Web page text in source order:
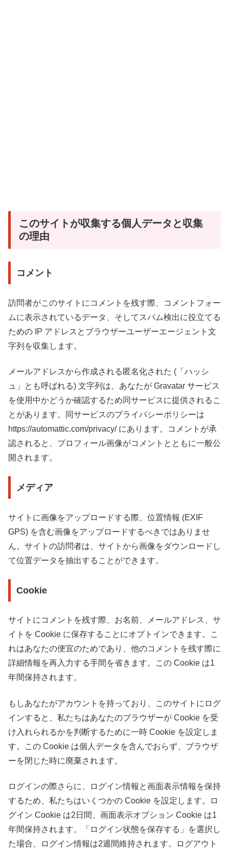
このサイトが収集する個人データと収集
の理由
コメント
訪問者がこのサイトにコメントを残す際、コメントフォー
ムに表示されているデータ、そしてスパム検出に役立てる
ための IP アドレスとブラウザーユーザーエージェント文
字列を収集します。
メールアドレスから作成される匿名化された (「ハッシ
ュ」とも呼ばれる) 文字列は、あなたが Gravatar サービス
を使用中かどうか確認するため同サービスに提供されるこ
とがあります。同サービスのプライバシーポリシーは
https://automattic.com/privacy/ にあります。コメントが承
認されると、プロフィール画像がコメントとともに一般公
開されます。
メディア
サイトに画像をアップロードする際、位置情報 (EXIF
GPS) を含む画像をアップロードするべきではありませ
ん。サイトの訪問者は、サイトから画像をダウンロードし
て位置データを抽出することができます。
Cookie
サイトにコメントを残す際、お名前、メールアドレス、サ
イトを Cookie に保存することにオプトインできます。こ
れはあなたの便宜のためであり、他のコメントを残す際に
詳細情報を再入力する手間を省きます。この Cookie は1
年間保持されます。
もしあなたがアカウントを持っており、このサイトにログ
インすると、私たちはあなたのブラウザーが Cookie を受
け入れられるかを判断するために一時 Cookie を設定しま
す。この Cookie は個人データを含んでおらず、ブラウザ
ーを閉じた時に廃棄されます。
ログインの際さらに、ログイン情報と画面表示情報を保持
するため、私たちはいくつかの Cookie を設定します。ロ
グイン Cookie は2日間、画面表示オプション Cookie は1
年間保持されます。「ログイン状態を保存する」を選択し
た場合、ログイン情報は2週間維持されます。ログアウト